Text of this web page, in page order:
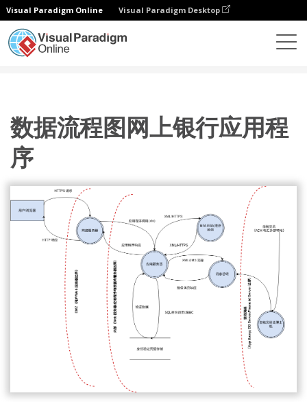
Visual Paradigm Online Visual Paradigm Desktop
数据流程图网上银行应用程
序